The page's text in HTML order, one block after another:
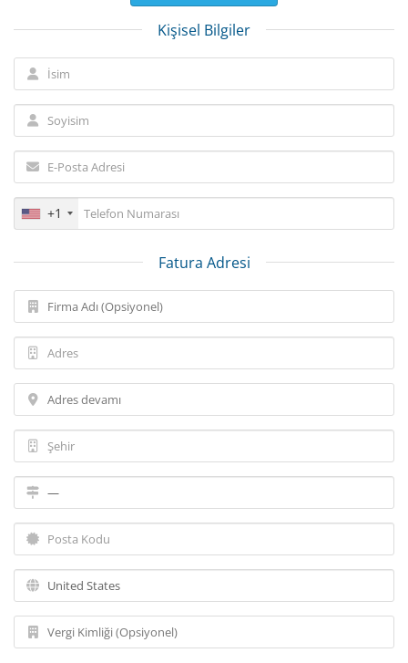
Kişisel Bilgiler
+1
Fatura Adresi